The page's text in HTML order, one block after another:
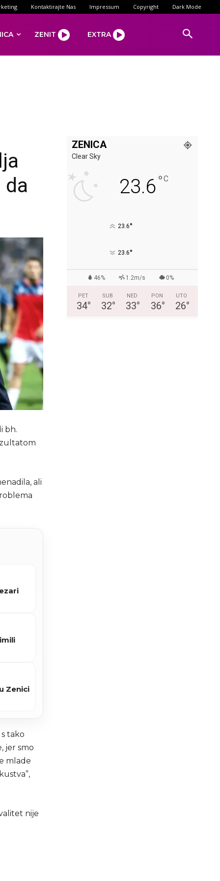
Kontaktirajte Nas Impressum Copyright Dark Mode
ZENIT EXTRA
bh.
ali
Zenici
tako
jer smo
mlade
nije
ZENICA
Clear Sky
23.6°C
23.6°
23.6°
46% 1.2m/s 0%
PET
34°
SUB
32°
NED
33°
PON
36°
UTO
26°